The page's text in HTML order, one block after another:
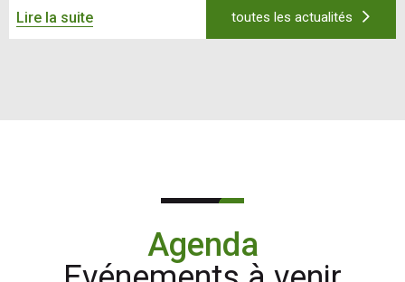
Lire la suite
toutes les actualités
Agenda